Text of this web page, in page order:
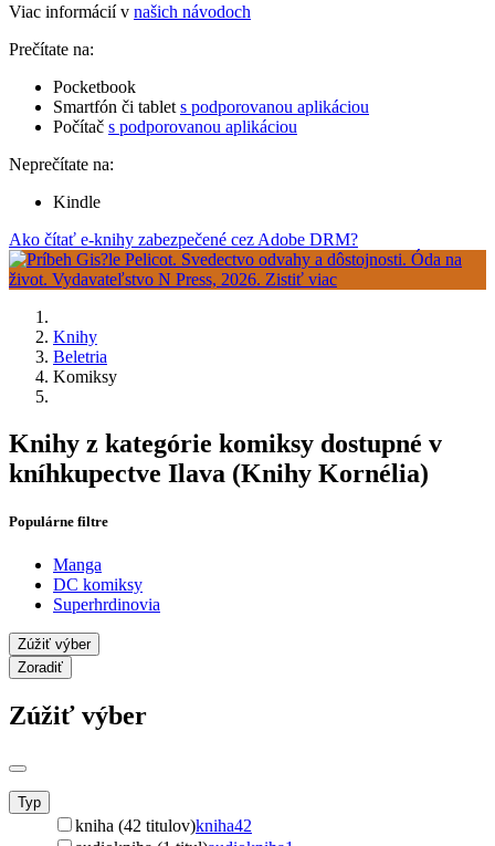
Viac informácií v našich návodoch
Prečítate na:
Pocketbook
Smartfón či tablet s podporovanou aplikáciou
Počítač s podporovanou aplikáciou
Neprečítate na:
Kindle
Ako čítať e-knihy zabezpečené cez Adobe DRM?
Knihy
Beletria
Komiksy
Knihy z kategórie komiksy dostupné v
kníhkupectve Ilava (Knihy Kornélia)
Populárne filtre
Manga
DC komiksy
Superhrdinovia
Zúžiť výber
Zoradiť
Zúžiť výber
Typ
kniha (42 titulov)kniha42